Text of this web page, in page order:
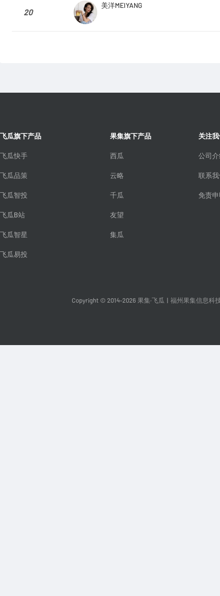
20
美洋MEIYANG
飞瓜旗下产品
飞瓜快手
飞瓜品策
飞瓜智投
飞瓜B站
飞瓜智星
飞瓜易投
果集旗下产品
西瓜
云略
千瓜
友望
集瓜
关注
公司
联系
免责
Copyright © 2014-2026 果集·飞瓜 福州果集信息科